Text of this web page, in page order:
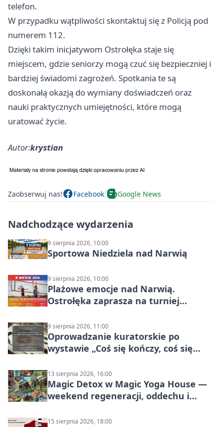
telefon.
W przypadku wątpliwości skontaktuj się z Policją pod
numerem 112.
Dzięki takim inicjatywom Ostrołęka staje się
miejscem, gdzie seniorzy mogą czuć się bezpieczniej i
bardziej świadomi zagrożeń. Spotkania te są
doskonałą okazją do wymiany doświadczeń oraz
nauki praktycznych umiejętności, które mogą
uratować życie.
Autor:krystian
Zaobserwuj nas! Facebook Google News
Nadchodzące wydarzenia
9 sierpnia 2026, 10:00
Sportowa Niedziela nad Narwią
9 sierpnia 2026, 10:00
Plażowe emocje nad Narwią.
Ostrołęka zaprasza na turniej
9 sierpnia 2026, 11:00
Oprowadzanie kuratorskie po
wystawie „Coś się kończy, coś się
Mazowsza do Korony”
13 sierpnia 2026, 16:00
Magic Detox w Magic Yoga House —
weekend regeneracji, oddechu i
15 sierpnia 2026, 18:00